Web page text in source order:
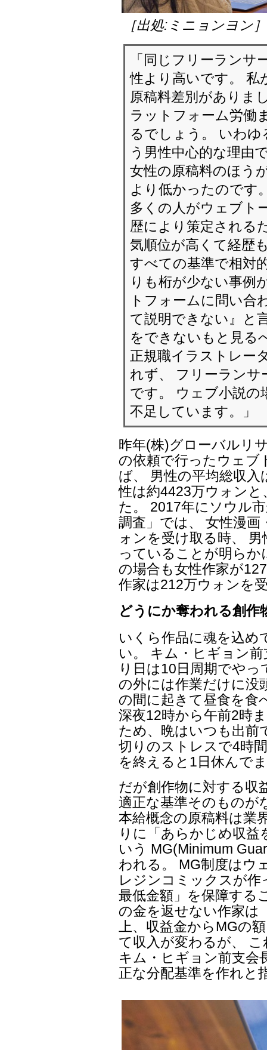
［出処:ミニョンヨン］
「同じフリーランサ
性より高いです。 私
原稿料差別がありま
ラットフォーム労働
るでしょう。 いわ
う男性中心的な理由
女性の原稿料のほう
より低かったのです
多くの人がウェブト
歴により策定される
気順位が高くて経歴
すべての基準で相対
りも桁が少ない事例
トフォームに問い合
て説明できない』と
をできないもと見る
正規職イラストレー
れず、 フリーランサ
です。 ウェブ小説の
不足しています。」
昨年(株)グローバルリ
の依頼で行ったウェブ
ば、 男性の平均総収
性は約4423万ウォン
た。 2017年にソウル
調査」では、 女性漫
ォンを受け取る時、
っていることが明ら
の場合も女性作家が
作家は212万ウォンを
どうにか奪われる創作
いくら作品に魂を込め
い。 キム・ヒギョン
り日は10日周期でや
の外には作業だけに没
の間に起きて昼食を食
深夜12時から午前2時
ため、晩はいつも出前
切りのストレスで4時
を終えると1日休んで
だが創作物に対する収
適正な基準そのものが
本給概念の原稿料は業
りに「あらかじめ収益
いう MG(Minimum
われる。 MG制度はウ
レジンコミックスが作
最低金額」を保障する
の金を返せない作家は
上、収益金からMGの
て収入が変わるが、
キム・ヒギョン前支会
正な分配基準を作れと